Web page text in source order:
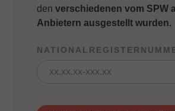
denverschiedenen vom SPW
Anbietern ausgestellt wurden.